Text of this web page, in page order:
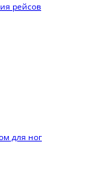
рейсов
для ног